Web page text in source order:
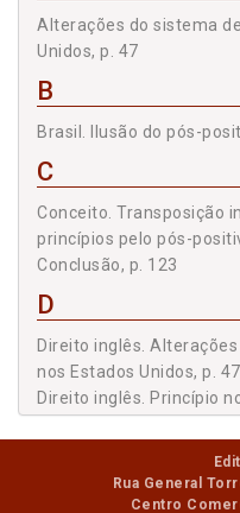
Alterações do sistema
Unidos, p. 47
B
Brasil. Ilusão do pós-
C
Conceito. Transposição
princípios pelo pós-
Conclusão, p. 123
D
Direito inglês.
nos Estados Unidos, p. 47
Direito inglês. Princípio
Estados Unidos.
Rua General
Centro